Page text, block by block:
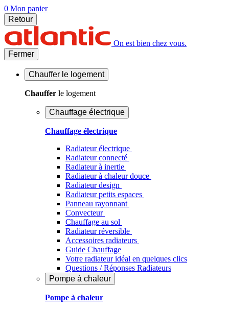
0 Mon panier
Retour
On est bien chez vous.
Fermer
Chauffer le logement
Chauffer le logement
Chauffage électrique
Chauffage électrique
Radiateur électrique
Radiateur connecté
Radiateur à inertie
Radiateur à chaleur douce
Radiateur design
Radiateur petits espaces
Panneau rayonnant
Convecteur
Chauffage au sol
Radiateur réversible
Accessoires radiateurs
Guide Chauffage
Votre radiateur idéal en quelques clics
Questions / Réponses Radiateurs
Pompe à chaleur
Pompe à chaleur